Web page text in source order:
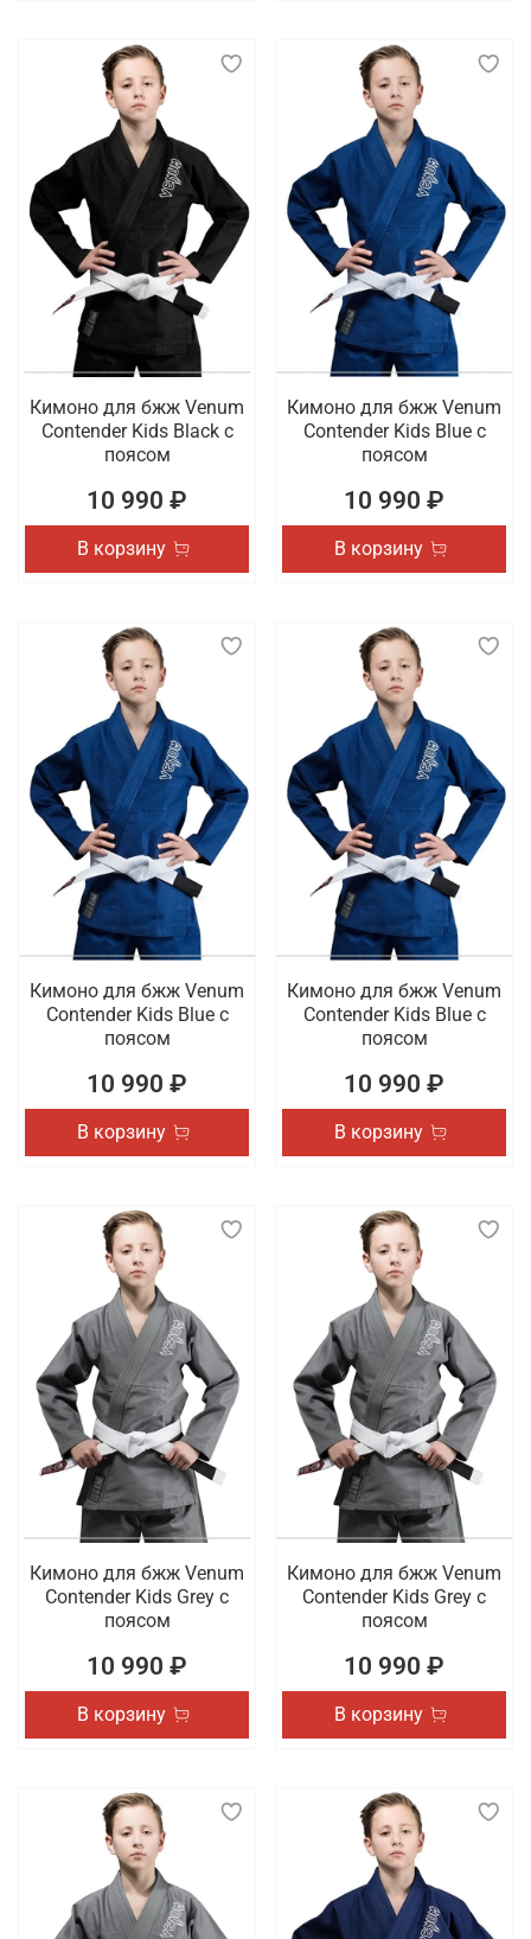
Кимоно для бжж Venum
Contender Kids Black с
поясом
10 990 ₽
В корзину
Кимоно для бжж Venum
Contender Kids Blue с
поясом
10 990 ₽
В корзину
Кимоно для бжж Venum
Contender Kids Blue с
поясом
10 990 ₽
В корзину
Кимоно для бжж Venum
Contender Kids Blue с
поясом
10 990 ₽
В корзину
Кимоно для бжж Venum
Contender Kids Grey с
поясом
10 990 ₽
В корзину
Кимоно для бжж Venum
Contender Kids Grey с
поясом
10 990 ₽
В корзину